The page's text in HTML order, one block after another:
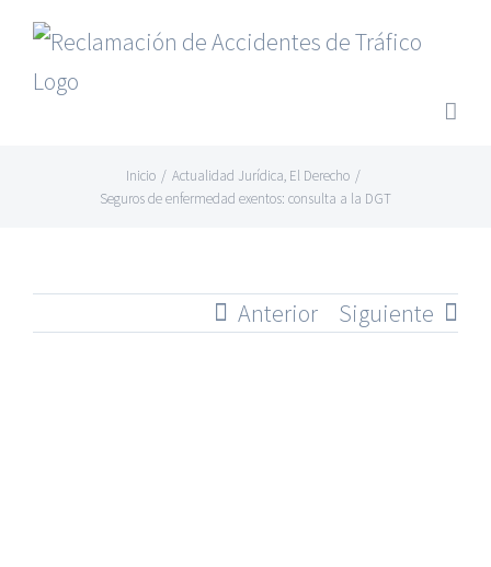
Saltar
contenido
Inicio / Actualidad Jurídica, El Derecho /
Seguros de enfermedad exentos: consulta a la DGT
Anterior Siguiente